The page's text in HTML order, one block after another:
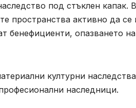
под стъклен капак.
пространства активно да
бенефициенти, опазването
културни
наследници.